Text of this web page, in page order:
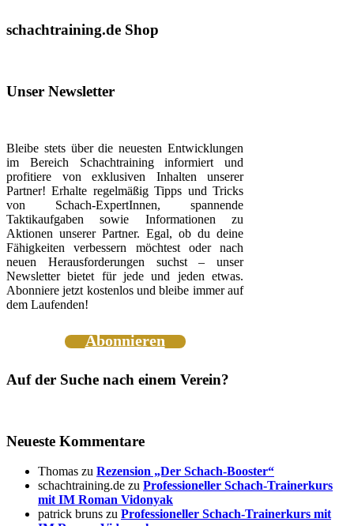
schachtraining.de Shop
Unser Newsletter
Bleibe stets über die neuesten Entwicklungen
im Bereich Schachtraining informiert und
profitiere von exklusiven Inhalten unserer
Partner! Erhalte regelmäßig Tipps und Tricks
von Schach-ExpertInnen, spannende
Taktikaufgaben sowie Informationen zu
Aktionen unserer Partner. Egal, ob du deine
Fähigkeiten verbessern möchtest oder nach
neuen Herausforderungen suchst – unser
Newsletter bietet für jede und jeden etwas.
Abonniere jetzt kostenlos und bleibe immer auf
dem Laufenden!
Abonnieren
Auf der Suche nach einem Verein?
Neueste Kommentare
Thomas zu Rezension „Der Schach-Booster“
schachtraining.de zu Professioneller Schach-Trainerkurs
mit IM Roman Vidonyak
patrick bruns zu Professioneller Schach-Trainerkurs mit